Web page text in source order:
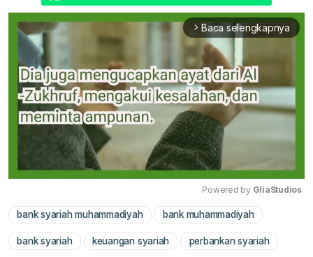
arrow_forward_ios Baca selengkapnya
Mute
Powered by GliaStudios
bank syariah muhammadiyah bank muhammadiyah
bank syariah keuangan syariah perbankan syariah